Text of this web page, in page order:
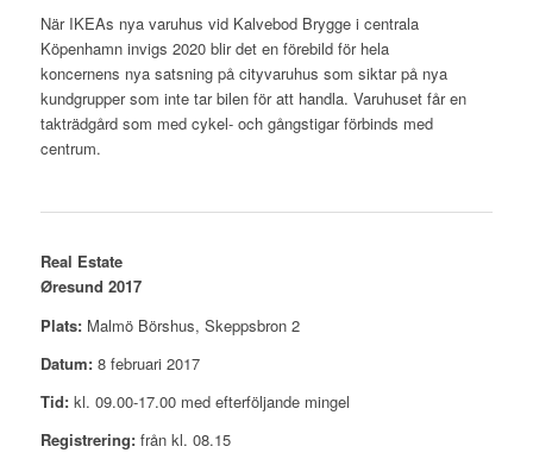
När IKEAs nya varuhus vid Kalvebod Brygge i centrala
Köpenhamn invigs 2020 blir det en förebild för hela
koncernens nya satsning på cityvaruhus som siktar på nya
kundgrupper som inte tar bilen för att handla. Varuhuset får en
takträdgård som med cykel- och gångstigar förbinds med
centrum.
Real Estate
Øresund 2017
Plats:Malmö Börshus, Skeppsbron 2
Datum:8 februari 2017
Tid:kl. 09.00-17.00 med efterföljande mingel
Registrering:från kl. 08.15